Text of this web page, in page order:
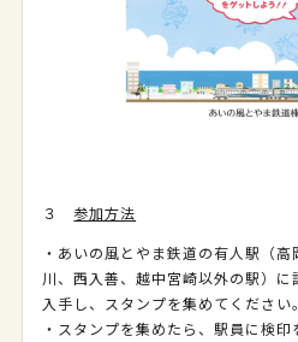
３参加方法
・あいの風とやま鉄道の有人駅（
川、西入善、越中宮崎以外の駅）に
入手し、スタンプを集めてください。
・スタンプを集めたら、駅員に検印